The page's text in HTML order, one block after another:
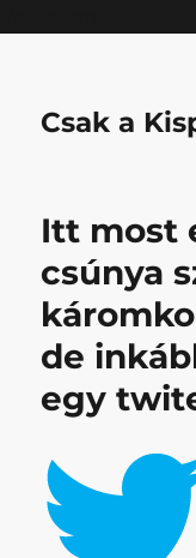
Csak a
Itt most
csúnya
de
egy